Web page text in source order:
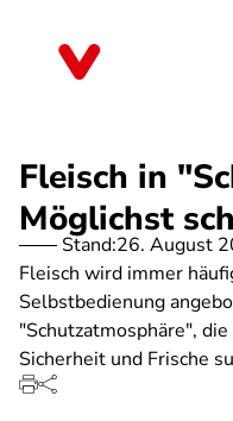
Fleisch in
Möglichst
Stand:26. August
Fleisch wird immer
Selbstbedienung
"Schutzatmosphäre",
Sicherheit und Frische